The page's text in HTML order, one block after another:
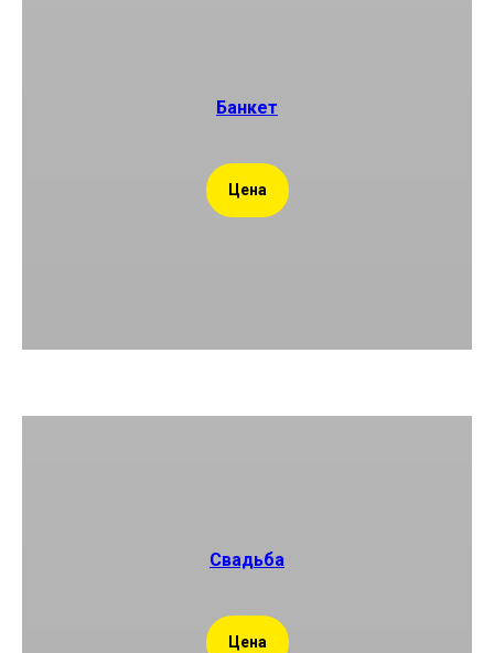
Банкет
Цена
Свадьба
Цена